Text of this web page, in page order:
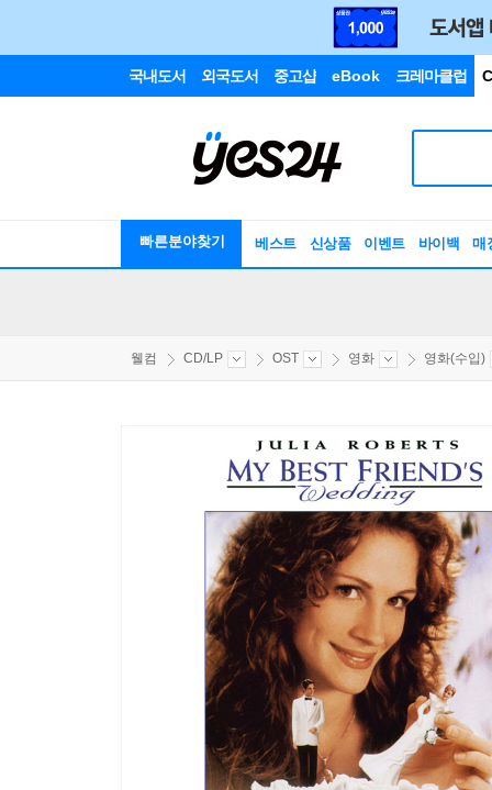
국내도서 외국도서 중고샵 eBook 크레마클럽
빠른분야찾기 베스트 신상품 이벤트 바이백 매
웰컴 CD/LP OST 영화 영화(수입)